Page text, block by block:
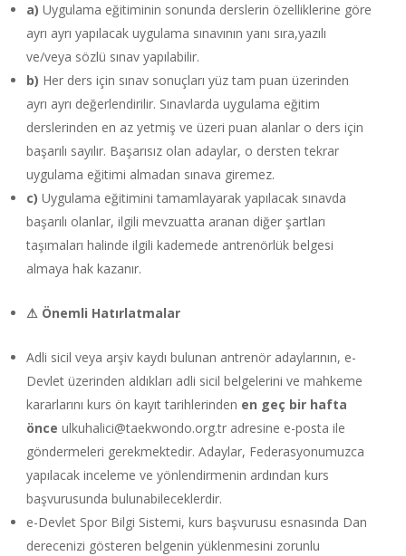
a) Uygulama eğitiminin sonunda derslerin özelliklerine göre
ayrı ayrı yapılacak uygulama sınavının yanı sıra,yazılı
ve/veya sözlü sınav yapılabilir.
b) Her ders için sınav sonuçları yüz tam puan üzerinden
ayrı ayrı değerlendirilir. Sınavlarda uygulama eğitim
derslerinden en az yetmiş ve üzeri puan alanlar o ders için
başarılı sayılır. Başarısız olan adaylar, o dersten tekrar
uygulama eğitimi almadan sınava giremez.
c) Uygulama eğitimini tamamlayarak yapılacak sınavda
başarılı olanlar, ilgili mevzuatta aranan diğer şartları
taşımaları halinde ilgili kademede antrenörlük belgesi
almaya hak kazanır.
⚠ Önemli Hatırlatmalar
Adli sicil veya arşiv kaydı bulunan antrenör adaylarının, e-
Devlet üzerinden aldıkları adli sicil belgelerini ve mahkeme
kararlarını kurs ön kayıt tarihlerinden en geç bir hafta
önce ulkuhalici@taekwondo.org.tr adresine e-posta ile
göndermeleri gerekmektedir. Adaylar, Federasyonumuzca
yapılacak inceleme ve yönlendirmenin ardından kurs
başvurusunda bulunabileceklerdir.
e-Devlet Spor Bilgi Sistemi, kurs başvurusu esnasında Dan
derecenizi gösteren belgenin yüklenmesini zorunlu